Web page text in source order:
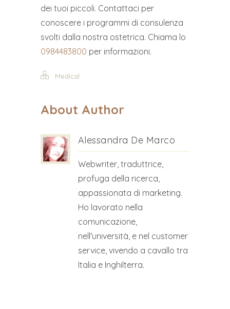
dei tuoi piccoli. Contattaci per
conoscere i programmi di consulenza
svolti dalla nostra ostetrica. Chiama lo
0984483800 per informazioni.
Medical
About Author
Alessandra De Marco
Webwriter, traduttrice,
profuga della ricerca,
appassionata di marketing.
Ho lavorato nella
comunicazione,
nell'università, e nel customer
service, vivendo a cavallo tra
Italia e Inghilterra.